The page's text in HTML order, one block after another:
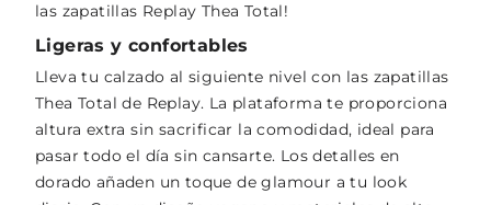
las zapatillas Replay Thea Total!
Ligeras y confortables
Lleva tu calzado al siguiente nivel con las zapatillas
Thea Total de Replay. La plataforma te proporciona
altura extra sin sacrificar la comodidad, ideal para
pasar todo el día sin cansarte. Los detalles en
dorado añaden un toque de glamour a tu look